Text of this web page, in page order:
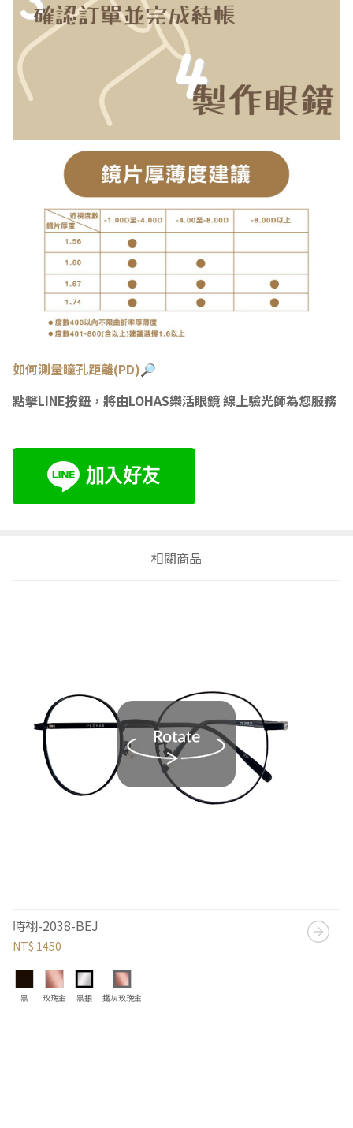
如何測量瞳孔距離(PD)🔎
點擊LINE按鈕，將由LOHAS樂活眼鏡 線上驗光師為您服務
相關商品
時祤-2038-BEJ
NT$ 1450
黑 玫瑰金 黑銀 鐵灰玫瑰金